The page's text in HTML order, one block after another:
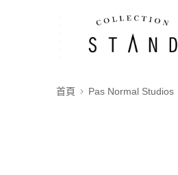
首頁 Pas Normal Studios